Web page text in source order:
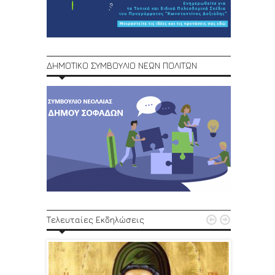
ΔΗΜΟΤΙΚΟ ΣΥΜΒΟΥΛΙΟ ΝΕΩΝ ΠΟΛΙΤΩΝ
Τελευταίες Εκδηλώσεις  